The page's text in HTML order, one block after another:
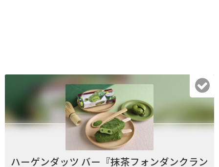
ハーゲンダッツ バー『抹茶フォンダンクラン